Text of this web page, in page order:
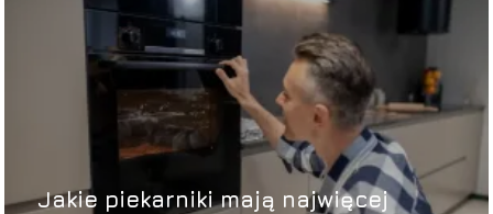
Jakie piekarniki mają najwięcej